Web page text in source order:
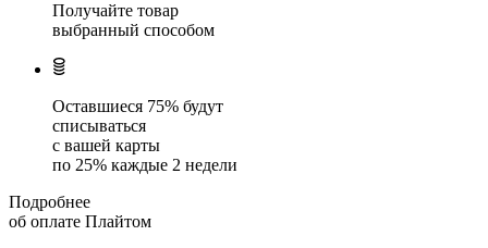
Получайте товар
выбранный способом
Оставшиеся 75% будут
списываться
с вашей карты
по 25% каждые 2 недели
Подробнее
об оплате Плайтом